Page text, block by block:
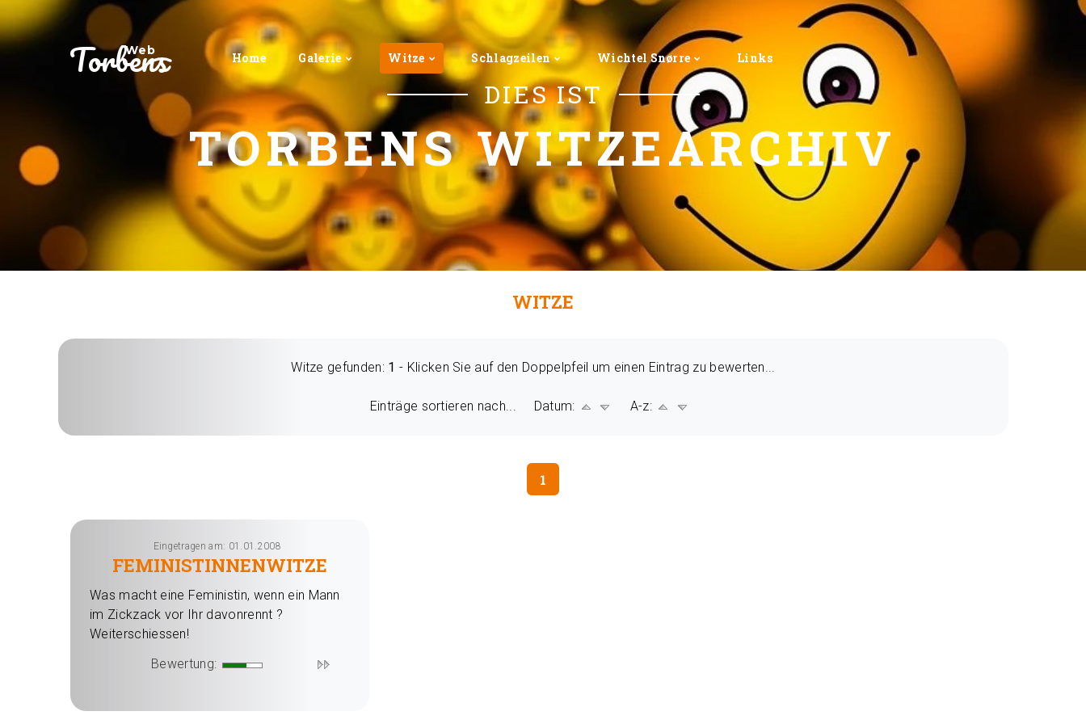
Torbens
Web Home Galerie Witze Schlagzeilen Wichtel Snørre Links
DIES IST
TORBENS WITZEARCHIV
WITZE
Witze gefunden: 1 - Klicken Sie auf den Doppelpfeil um einen Eintrag zu bewerten...
Einträge sortieren nach... Datum: A-z:
1
Eingetragen am: 01.01.2008
FEMINISTINNENWITZE
Was macht eine Feministin, wenn ein Mann
im Zickzack vor Ihr davonrennt ?
Weiterschiessen!
Bewertung: